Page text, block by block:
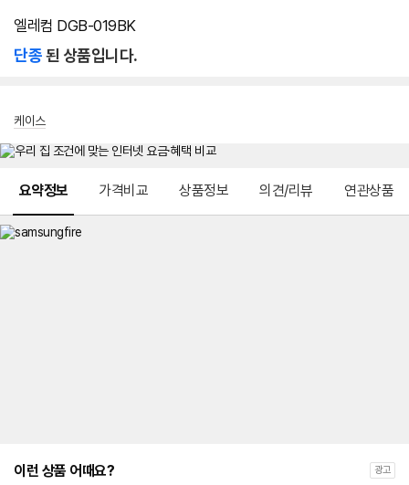
엘레컴 DGB-019BK
단종된 상품입니다.
케이스
요약정보 가격비교 상품정보 의견/리뷰 연관상품
이런 상품 어때요? 광고